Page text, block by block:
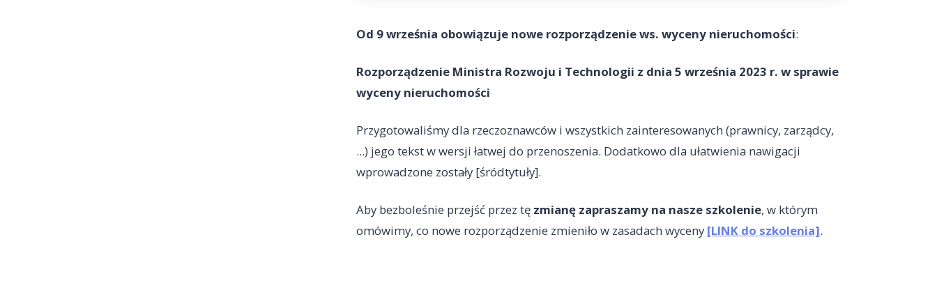
Od 9 września obowiązuje nowe rozporządzenie ws. wyceny nieruchomości:
Rozporządzenie Ministra Rozwoju i Technologii z dnia 5 września 2023 r. w sprawie
wyceny nieruchomości
Przygotowaliśmy dla rzeczoznawców i wszystkich zainteresowanych (prawnicy, zarządcy,
...) jego tekst w wersji łatwej do przenoszenia. Dodatkowo dla ułatwienia nawigacji
wprowadzone zostały [śródtytuły].
Aby bezboleśnie przejść przez tę zmianę zapraszamy na nasze szkolenie, w którym
omówimy, co nowe rozporządzenie zmieniło w zasadach wyceny [LINK do szkolenia].